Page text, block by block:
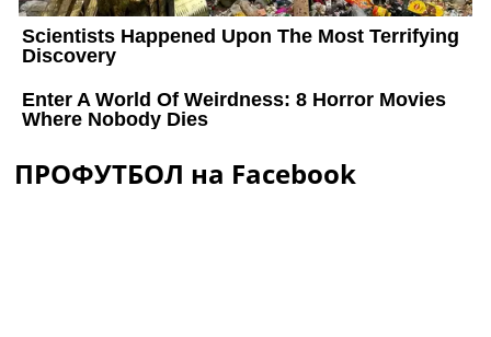
ПРОФУТБОЛ на Facebook